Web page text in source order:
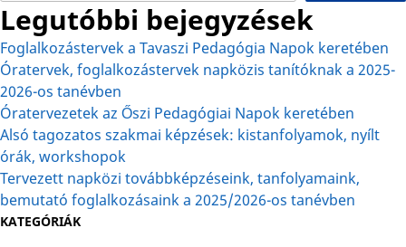
Legutóbbi bejegyzések
Foglalkozástervek a Tavaszi Pedagógia Napok keretében
Óratervek, foglalkozástervek napközis tanítóknak a 2025-
2026-os tanévben
Óratervezetek az Őszi Pedagógiai Napok keretében
Alsó tagozatos szakmai képzések: kistanfolyamok, nyílt
órák, workshopok
Tervezett napközi továbbképzéseink, tanfolyamaink,
bemutató foglalkozásaink a 2025/2026-os tanévben
KATEGÓRIÁK